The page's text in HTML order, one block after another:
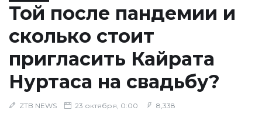
Той после пандемии и
сколько стоит
пригласить Кайрата
Нуртаса на свадьбу?
ZTB NEWS 23 октября, 0:00 8,338